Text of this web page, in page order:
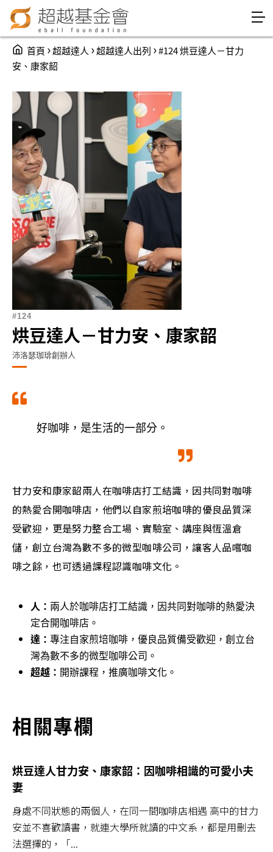
Jump to Navigation
Jump to Main content
You are here
首頁 ›超越達人 ›超越達人出列 ›#124 烘豆達人－甘力
安、康家韶
124
烘豆達人－甘力安、康家韶
沛洛瑟珈琲創辦人
好咖啡，是生活的一部分。
甘力安和康家韶兩人在咖啡店打工結識，因共同對咖啡
的熱愛合開咖啡店，他們以自家煎培咖啡的優良品質深
受歡迎，更是努力整合工場、實驗室、講座與恆溫倉
儲，創立台灣為數不多的微型咖啡公司，讓客人品嚐咖
啡之餘，也可透過課程認識咖啡文化。
人： 兩人於咖啡店打工結識，因共同對咖啡的熱愛決
定合開咖啡店。
達： 專注自家煎培咖啡，優良品質備受歡迎，創立台
灣為數不多的微型咖啡公司。
超越： 開辦課程，推廣咖啡文化。
相關專欄
烘豆達人甘力安、康家韶：因咖啡相識的可愛小夫
妻
身處不同狀態的兩個人，在同一間咖啡店相遇 高中的甘力
安並不喜歡讀書，就連大學所就讀的中文系，都是用刪去
法選擇的，「...